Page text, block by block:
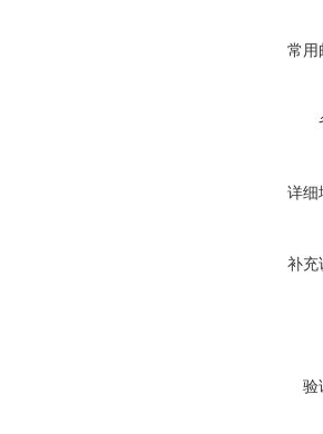
常用
详细
补充
验